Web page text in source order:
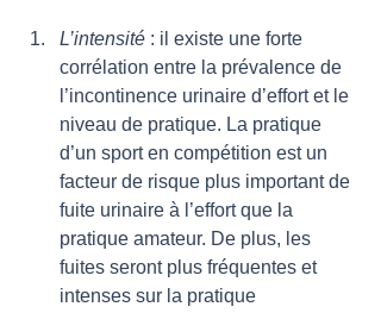
L’intensité : il existe une forte
corrélation entre la prévalence de
l’incontinence urinaire d’effort et le
niveau de pratique. La pratique
d’un sport en compétition est un
facteur de risque plus important de
fuite urinaire à l’effort que la
pratique amateur. De plus, les
fuites seront plus fréquentes et
intenses sur la pratique